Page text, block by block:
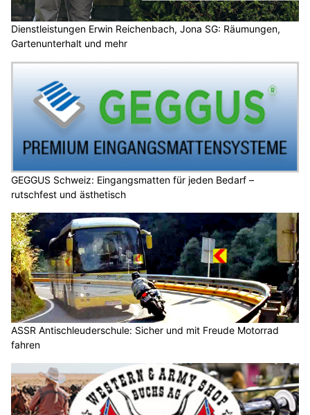
Dienstleistungen Erwin Reichenbach, Jona SG: Räumungen,
Gartenunterhalt und mehr
GEGGUS Schweiz: Eingangsmatten für jeden Bedarf –
rutschfest und ästhetisch
ASSR Antischleuderschule: Sicher und mit Freude Motorrad
fahren